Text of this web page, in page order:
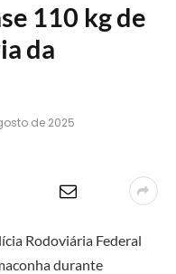
110 kg de
da
de 2025
Rodoviária Federal
durante